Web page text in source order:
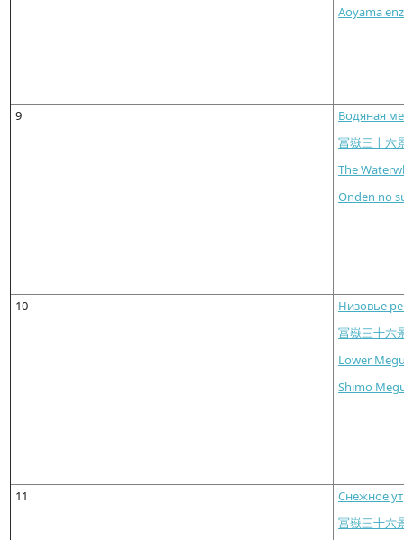
Aoyama
9
Водяная
冨嶽三十
The
Onden no
10
Низовье
冨嶽三十
Lower
Shimo
11
Снежное
冨嶽三十